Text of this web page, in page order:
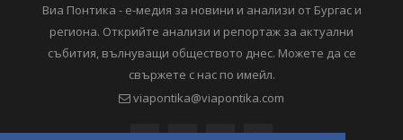
Виа Понтика - е-медия за новини и анализи от Бургас и
региона. Открийте анализи и репортаж за актуални
събития, вълнуващи обществото днес. Можете да се
свържете с нас по имейл.
viapontika@viapontika.com